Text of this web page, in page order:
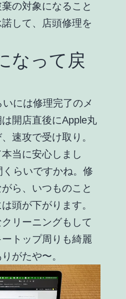
の対象になること
して、店頭修理を
なって戻
には修理完了のメ
開店直後にApple丸
速攻で受け取り。
当に安心しまし
らいですかね。修
ら、いつものこと
頭が下がります。
リーニングもして
トップ周りも綺麗
がたや〜。